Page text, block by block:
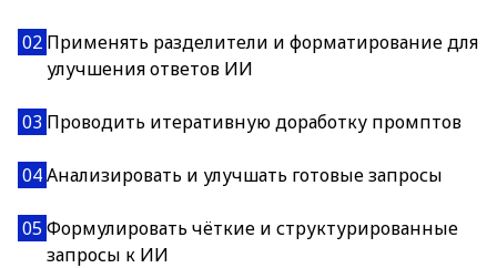
02 Применять разделители и форматирование для
улучшения ответов ИИ
03 Проводить итеративную доработку промптов
04Анализировать и улучшать готовые запросы
05Формулировать чёткие и структурированные
запросы к ИИ